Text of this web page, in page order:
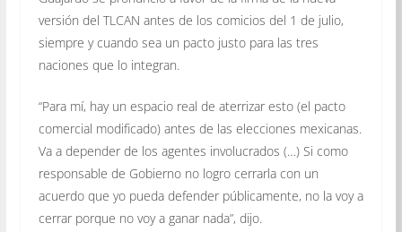
versión del TLCAN antes de los comicios del 1 de julio,
siempre y cuando sea un pacto justo para las tres
naciones que lo integran.
“Para mí, hay un espacio real de aterrizar esto (el pacto
comercial modificado) antes de las elecciones mexicanas.
Va a depender de los agentes involucrados (…) Si como
responsable de Gobierno no logro cerrarla con un
acuerdo que yo pueda defender públicamente, no la voy a
cerrar porque no voy a ganar nada”, dijo.